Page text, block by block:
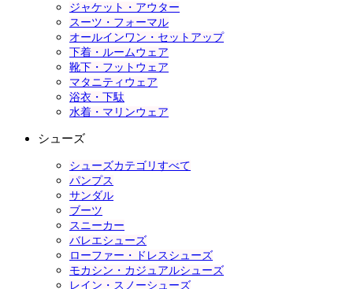
ジャケット・アウター
スーツ・フォーマル
オールインワン・セットアップ
下着・ルームウェア
靴下・フットウェア
マタニティウェア
浴衣・下駄
水着・マリンウェア
シューズ
シューズカテゴリすべて
パンプス
サンダル
ブーツ
スニーカー
バレエシューズ
ローファー・ドレスシューズ
モカシン・カジュアルシューズ
レイン・スノーシューズ